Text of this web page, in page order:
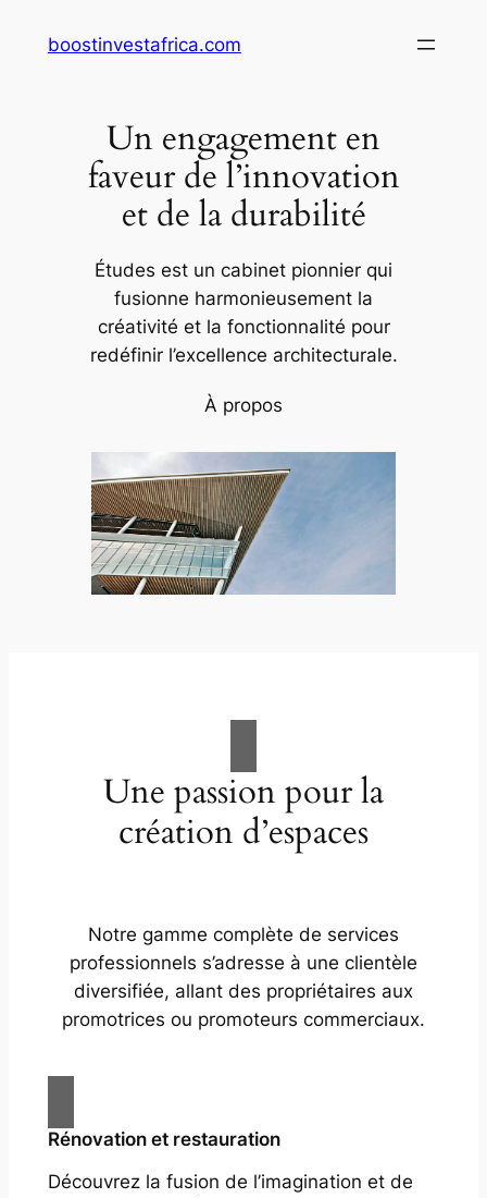
boostinvestafrica.com
Un engagement en
faveur de l’innovation
et de la durabilité
Études est un cabinet pionnier qui
fusionne harmonieusement la
créativité et la fonctionnalité pour
redéfinir l’excellence architecturale.
À propos
Une passion pour la
création d’espaces
Notre gamme complète de services
professionnels s’adresse à une clientèle
diversifiée, allant des propriétaires aux
promotrices ou promoteurs commerciaux.
Rénovation et restauration
Découvrez la fusion de l’imagination et de